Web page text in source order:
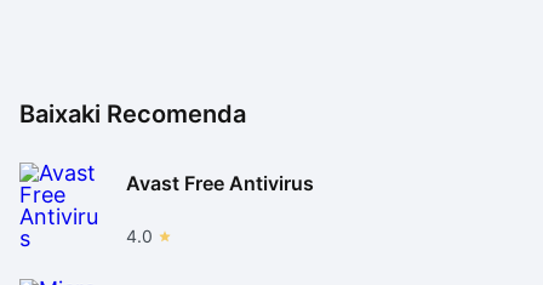
Baixaki Recomenda
Avast Free Antivirus
4.0